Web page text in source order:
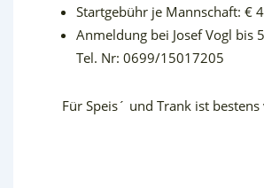
Startgebühr je Mannschaft: €
Anmeldung bei Josef Vogl bis
Tel. Nr: 0699/15017205
Für Speis´ und Trank ist